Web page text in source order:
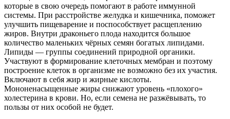
которые в свою очередь помогают в работе иммунной
системы. При расстройстве желудка и кишечника, поможет
улучшить пищеварение и поспособствует расщеплению
жиров. Внутри драконьего плода находится большое
количество маленьких чёрных семян богатых липидами.
Липиды — группы соединений природной органики.
Участвуют в формирование клеточных мембран и поэтому
построение клеток в организме не возможно без их участия.
Включают в себя жир и жирные кислоты.
Мононенасыщенные жиры снижают уровень «плохого»
холестерина в крови. Но, если семена не разжёвывать, то
пользы от них особой не будет.